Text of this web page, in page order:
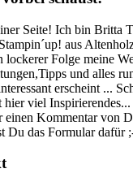
Seite! Ich bin Britta
aus
lockerer Folge meine
und alles
erscheint ...
viel
einen Kommentar von
Du das Formular dafür